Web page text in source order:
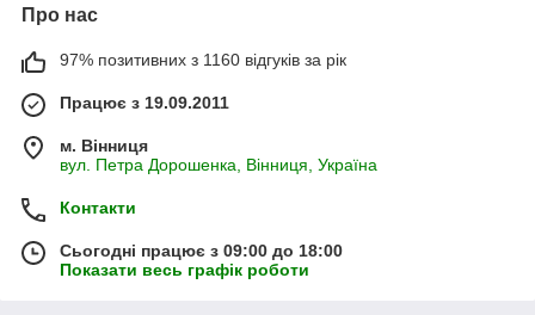
Про нас
97% позитивних з 1160 відгуків за рік
Працює з 19.09.2011
м. Вінниця
вул. Петра Дорошенка, Вінниця, Україна
Контакти
Сьогодні працює з 09:00 до 18:00
Показати весь графік роботи